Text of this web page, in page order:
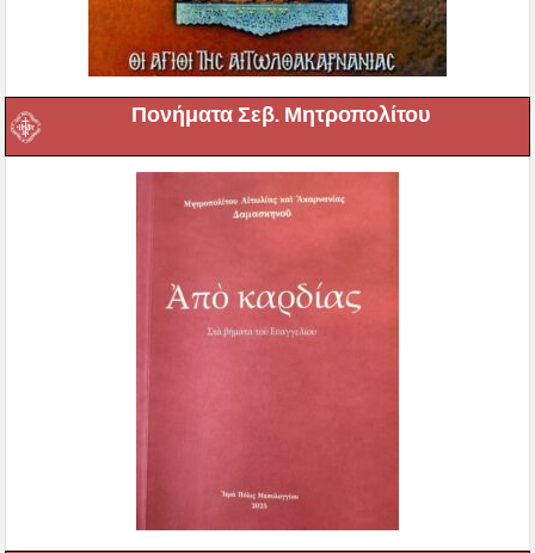
Πονήματα Σεβ. Μητροπολίτου